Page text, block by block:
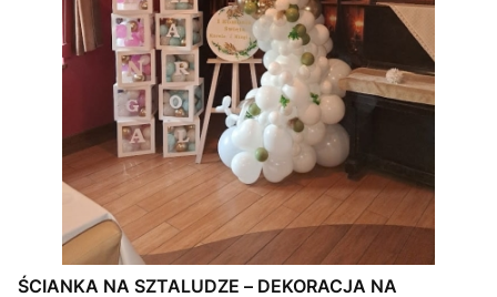
ŚCIANKA NA SZTALUDZE – DEKORACJA NA